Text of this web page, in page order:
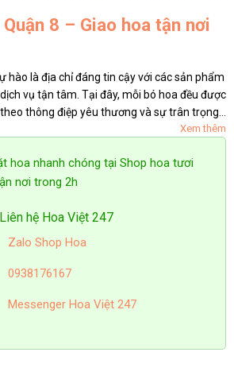
8 – Giao hoa tận nơi
hào là địa chỉ đáng tin cậy với các sản phẩm
vụ tận tâm. Tại đây, mỗi bó hoa đều được
thông điệp yêu thương và sự trân trọng
Xem thêm
hoa nhanh chóng tại Shop hoa tươi
nơi trong 2h
Liên hệ Hoa Việt 247
Zalo Shop Hoa
0938176167
Messenger Hoa Việt 247